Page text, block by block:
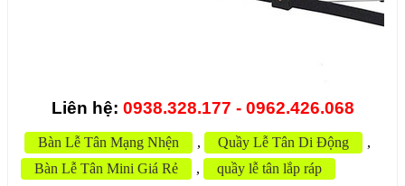
Liên hệ: 0938.328.177 - 0962.426.068
Bàn Lễ Tân Mạng Nhện , Quầy Lễ Tân Di Động
,
Bàn Lễ Tân Mini Giá Rẻ
, quầy lễ tân lắp ráp